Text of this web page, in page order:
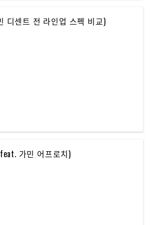
디센트 전 라인업 스펙 비교)
가민 어프로치)